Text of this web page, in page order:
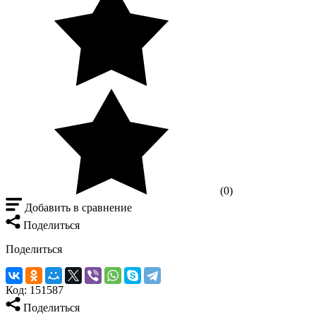
(0)
Добавить в сравнение
Поделиться
Поделиться
Код: 151587
Поделиться